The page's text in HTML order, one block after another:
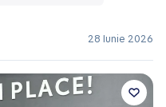
28 Iunie 2026